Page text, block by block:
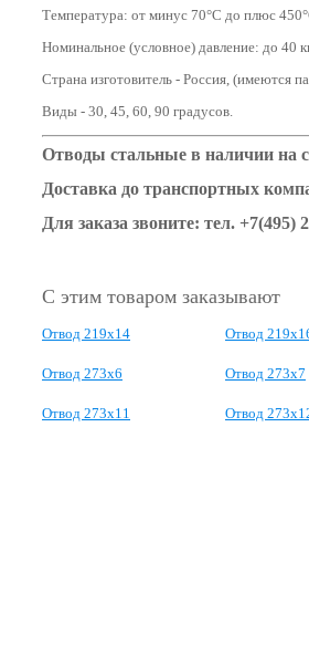
Температура: от минус 70°С до плюс
Номинальное (условное) давление: до 40
Страна изготовитель - Россия, (имеются
Виды - 30, 45, 60, 90 градусов.
Отводы стальные в наличии на
Доставка до транспортных
Для заказа звоните: тел. +7(495)
С этим товаром заказывают
Отвод 219х14 Отвод
Отвод 273х6 Отвод 273х7
Отвод 273х11 Отвод